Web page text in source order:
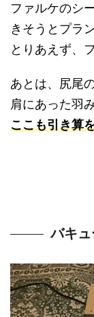
ファルケのシ
きそうとプラ
とりあえず、
あとは、尻尾
肩にあった羽
ここも引き算
バキ